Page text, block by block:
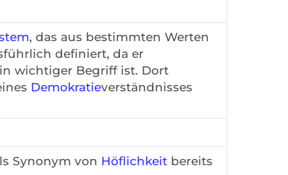
, das aus bestimmten Werten
definiert, da er
wichtiger Begriff ist. Dort
Demokratieverständnisses
Synonym von Höflichkeitbereits